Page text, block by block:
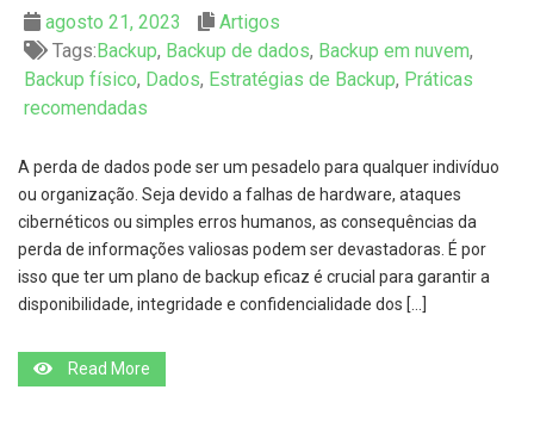
agosto 21, 2023
Artigos
Tags:Backup, Backup de dados, Backup em nuvem,
Backup físico, Dados, Estratégias de Backup, Práticas
recomendadas
A perda de dados pode ser um pesadelo para qualquer indivíduo
ou organização. Seja devido a falhas de hardware, ataques
cibernéticos ou simples erros humanos, as consequências da
perda de informações valiosas podem ser devastadoras. É por
isso que ter um plano de backup eficaz é crucial para garantir a
disponibilidade, integridade e confidencialidade dos […]
Read More